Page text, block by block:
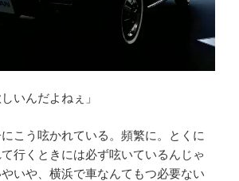
いんだよねぇ」
こう呟かれている。頻繁に。とくに
行くときには必ず呟いているんじゃ
いや、横浜で車なんてもつ必要ない